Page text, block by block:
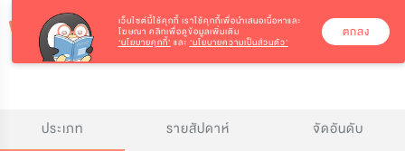
ประเภท รายสัปดาห์ จัดอันดับ
เว็บไซต์นี้ใช้คุกกี้ เราใช้คุกกี้เพื่อนำเสนอเนื้อหาและ
โฆษณา คลิกเพื่อดูข้อมูลเพิ่มเติม
‘นโยบายคุกกี้’ และ ‘นโยบายความเป็นส่วนตัว’
ตกลง